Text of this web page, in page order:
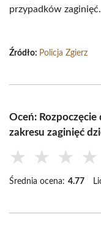
przypadków zaginięć.
Źródło: Policja Zgierz
Oceń: Rozpoczęcie
zakresu zaginięć
★ ★ ★ ★
Średnia ocena: 4.77